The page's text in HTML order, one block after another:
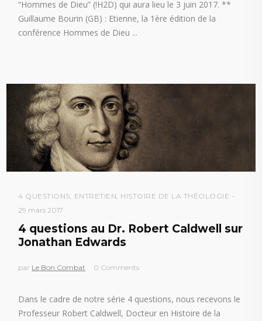
“Hommes de Dieu” (!H2D) qui aura lieu le 3 juin 2017. **
Guillaume Bourin (GB) : Etienne, la 1ère édition de la
conférence Hommes de Dieu
4 QUESTIONS, ENTRETIEN, HISTOIRE DE LA THÉOLOGIE
29 mars 2017
4 questions au Dr. Robert Caldwell sur
Jonathan Edwards
par Le Bon Combat 0 Comments
Dans le cadre de notre série 4 questions, nous recevons le
Professeur Robert Caldwell, Docteur en Histoire de la